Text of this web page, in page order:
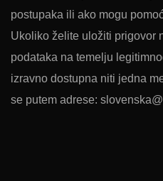
postupaka ili ako mogu
Ukoliko želite uložiti prigovor
podataka na temelju
izravno dostupna niti jedna
se putem adrese: